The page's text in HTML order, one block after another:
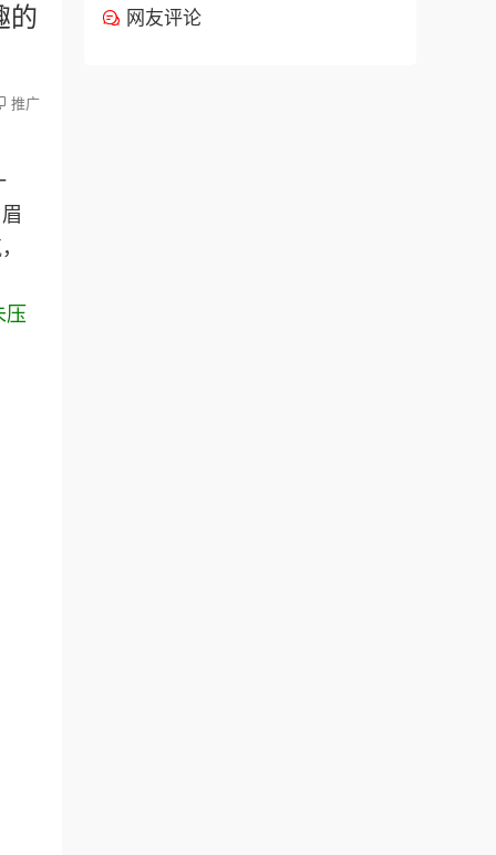
的
推广
压
网友评论